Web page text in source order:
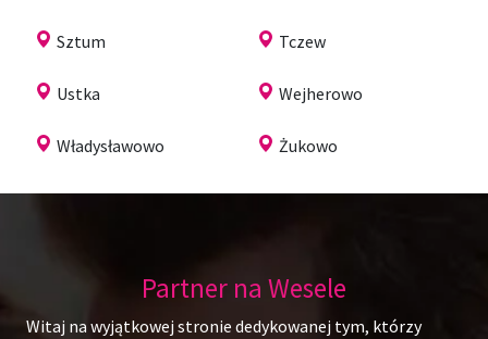
Sztum Tczew
Ustka Wejherowo
Władysławowo Żukowo
Partner na Wesele
Witaj na wyjątkowej stronie dedykowanej tym, którzy